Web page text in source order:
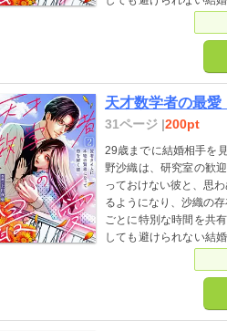
天才数学者の最
31ページ |200pt
29歳までに結婚相手を
野沙織は、研究室の歓
っておけない彼と、思
るようになり、沙織の
ごとに特別な時間を共
しても避けられない結